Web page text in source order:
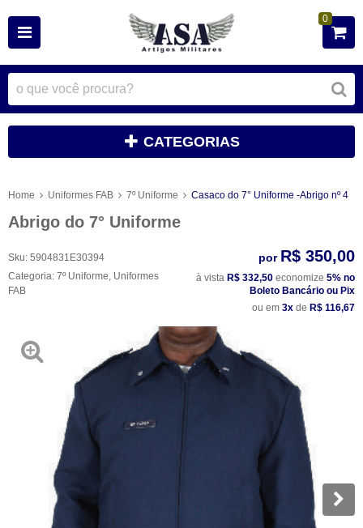
0
CATEGORIAS
Home Uniformes FAB 7º Uniforme Casaco do 7° Uniforme -Abrigo nº 4
Abrigo do 7° Uniforme
Sku: 5904831E30394
Categoria: 7º Uniforme Uniformes
FAB
por R$ 350,00
à vista R$ 332,50 economize 5% no
Boleto Bancário ou Pix
ou em 3x de R$ 116,67